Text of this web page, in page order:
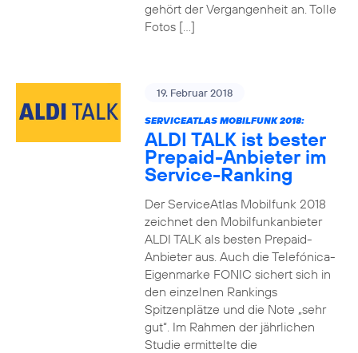
gehört der Vergangenheit an. Tolle
Fotos […]
19. Februar 2018
SERVICEATLAS MOBILFUNK 2018:
ALDI TALK ist bester
Prepaid-Anbieter im
Service-Ranking
Der ServiceAtlas Mobilfunk 2018
zeichnet den Mobilfunkanbieter
ALDI TALK als besten Prepaid-
Anbieter aus. Auch die Telefónica-
Eigenmarke FONIC sichert sich in
den einzelnen Rankings
Spitzenplätze und die Note „sehr
gut“. Im Rahmen der jährlichen
Studie ermittelte die